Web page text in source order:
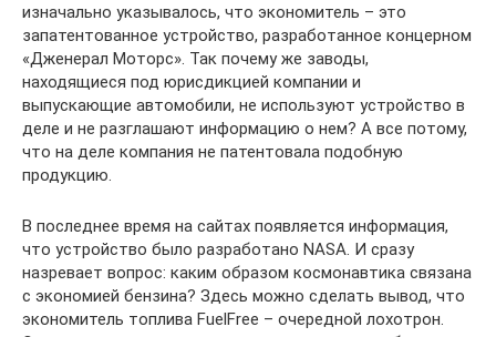
изначально указывалось, что экономитель – это
запатентованное устройство, разработанное концерном
«Дженерал Моторс». Так почему же заводы,
находящиеся под юрисдикцией компании и
выпускающие автомобили, не используют устройство в
деле и не разглашают информацию о нем? А все потому,
что на деле компания не патентовала подобную
продукцию.
В последнее время на сайтах появляется информация,
что устройство было разработано NASA. И сразу
назревает вопрос: каким образом космонавтика связана
с экономией бензина? Здесь можно сделать вывод, что
экономитель топлива FuelFree – очередной лохотрон.